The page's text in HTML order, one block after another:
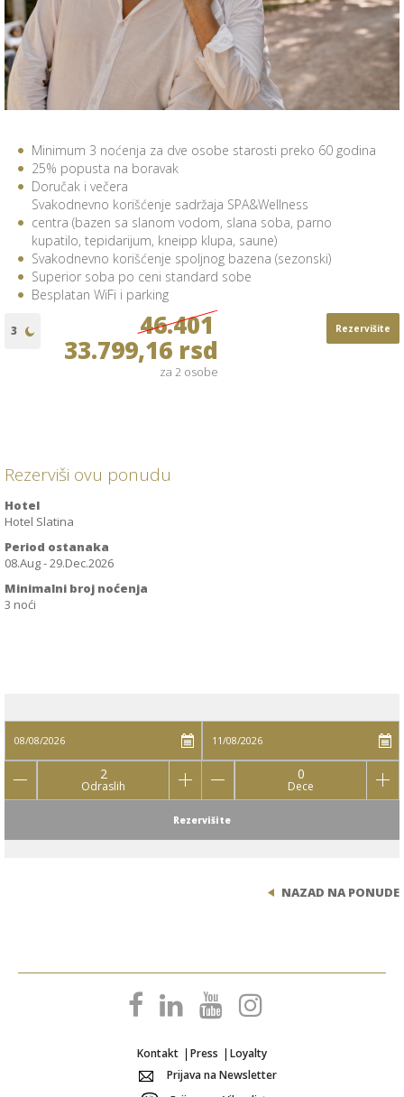
Minimum 3 noćenja za dve osobe starosti preko 60 godina
25% popusta na boravak
Doručak i večera
Svakodnevno korišćenje sadržaja SPA&Wellness
centra (bazen sa slanom vodom, slana soba, parno
kupatilo, tepidarijum, kneipp klupa, saune)
Svakodnevno korišćenje spoljnog bazena (sezonski)
Superior soba po ceni standard sobe
Besplatan WiFi i parking
46.401
33.799,16 rsd
za 2 osobe
Rezervišite
Rezerviši ovu ponudu
Hotel
Hotel Slatina
Period ostanaka
08.Aug - 29.Dec.2026
Minimalni broj noćenja
3 noći
2
Odraslih
0
Dece
Rezervišite
NAZAD NA PONUDE
Kontakt Press
Loyalty
Prijava na Newsletter